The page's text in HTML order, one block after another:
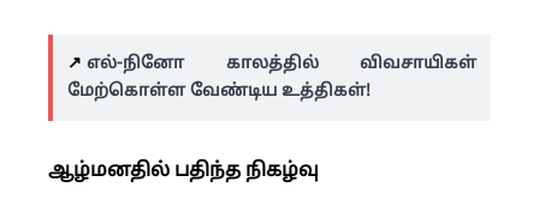
↗️ எல்-நினோ காலத்தில் விவசாயிகள்
மேற்கொள்ள வேண்டிய உத்திகள்!
ஆழ்மனதில் பதிந்த நிகழ்வு